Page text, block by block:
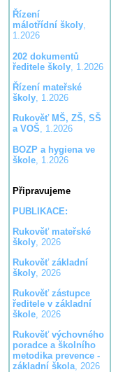
Řízení
málotřídní školy,
1.2026
202 dokumentů
ředitele školy, 1.2026
Řízení mateřské
školy, 1.2026
Rukověť MŠ, ZŠ, SŠ
a VOŠ, 1.2026
BOZP a hygiena ve
škole, 1.2026
Připravujeme
PUBLIKACE:
Rukověť mateřské
školy, 2026
Rukověť základní
školy, 2026
Rukověť zástupce
ředitele v základní
škole, 2026
Rukověť výchovného
poradce a školního
metodika prevence -
základní škola, 2026